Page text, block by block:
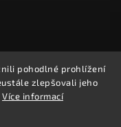
pohodlné prohlížení
zlepšovali jeho
Více informací
práva vyhrazena.